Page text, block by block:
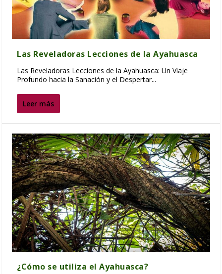
Las Reveladoras Lecciones de la Ayahuasca
Las Reveladoras Lecciones de la Ayahuasca: Un Viaje
Profundo hacia la Sanación y el Despertar...
Leer más
¿Cómo se utiliza el Ayahuasca?